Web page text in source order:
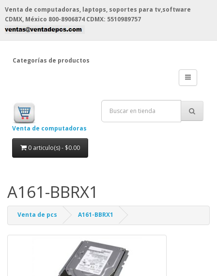
Venta de computadoras, laptops, soportes para tv,software
CDMX, México 800-8906874 CDMX: 5510989757
Categorías de productos
Venta de computadoras
0 articulo(s) - $0.00
A161-BBRX1
Venta de pcs A161-BBRX1